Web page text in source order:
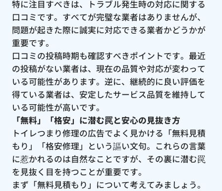
特に注目すべきは、トラブル発生時の対応に関する
口コミです。すべてが完璧な業者はありませんが、
問題が起きた際に誠実に対応できる業者かどうかが
重要です。
口コミの投稿時期も確認すべきポイントです。最近
の投稿がない業者は、現在の品質や対応が変わって
いる可能性があります。逆に、継続的に良い評価を
得ている業者は、安定したサービス品質を維持して
いる可能性が高いです。
「無料」「格安」に潜む罠と安心の見抜き方
トイレつまり修理の広告でよく見かける「無料見積
もり」「格安修理」という謳い文句。これらの言葉
に惹かれるのは自然なことですが、その裏に潜む罠
を見抜く目を持つことが重要です。
まず「無料見積もり」について考えてみましょう。